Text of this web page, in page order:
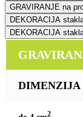
GRAVIRANJE na
DEKORACIJA
DEKORACIJA
DIMENZIJA
2